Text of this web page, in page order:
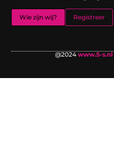
Wie zijn wij? Registreer
@2024www.5-s.nl